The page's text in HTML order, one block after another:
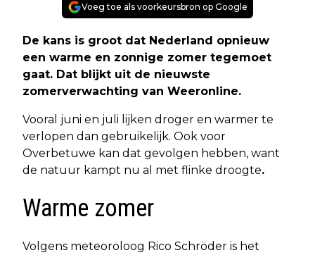
Voeg toe als voorkeursbron op Google
De kans is groot dat Nederland opnieuw
een warme en zonnige zomer tegemoet
gaat. Dat blijkt uit de nieuwste
zomerverwachting van Weeronline.
Vooral juni en juli lijken droger en warmer te
verlopen dan gebruikelijk. Ook voor
Overbetuwe kan dat gevolgen hebben, want
de natuur kampt nu al met flinke droogte.
Warme zomer
Volgens meteoroloog Rico Schröder is het